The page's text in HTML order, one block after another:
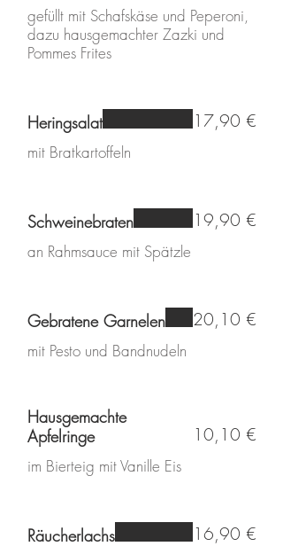
gefüllt mit Schafskäse und Peperoni,
dazu hausgemachter Zazki und
Pommes Frites
Heringsalat
mit Bratkartoffeln
17,90 €
Schweinebraten
an Rahmsauce mit Spätzle
19,90 €
Gebratene Garnelen
mit Pesto und Bandnudeln
20,10 €
Hausgemachte
Apfelringe
im Bierteig mit Vanille Eis
10,10 €
Räucherlachs 16,90 €